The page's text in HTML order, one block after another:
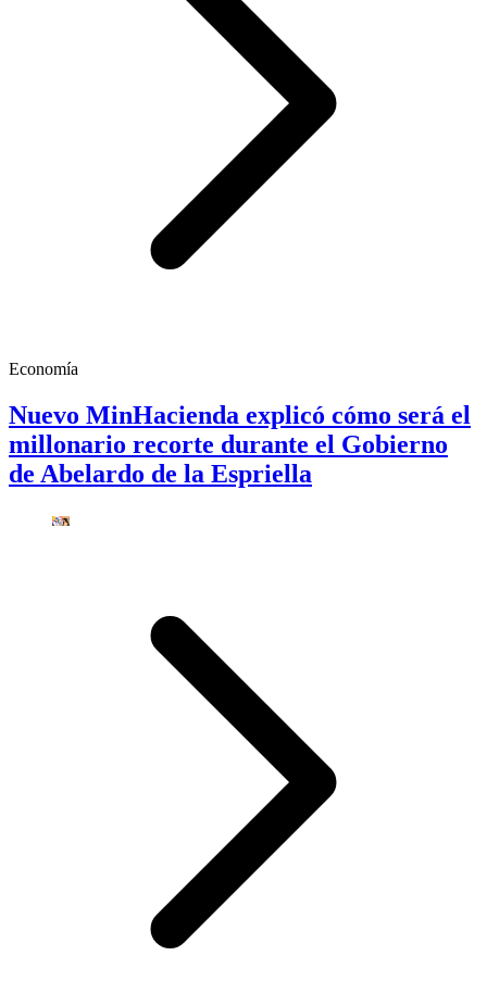
Economía
Nuevo MinHacienda explicó cómo será el
millonario recorte durante el Gobierno
de Abelardo de la Espriella